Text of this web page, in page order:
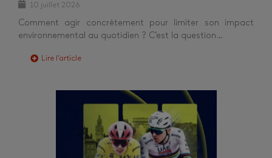
10 juillet 2026
Comment agir concrètement pour limiter son impact
environnemental au quotidien ? C’est la question…
Lire l’article